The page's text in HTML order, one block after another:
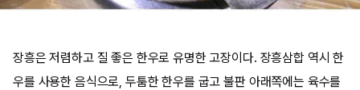
장흥은 저렴하고 질 좋은 한우로 유명한 고장이다. 장흥삼합 역시 한
우를 사용한 음식으로, 두툼한 한우를 굽고 불판 아래쪽에는 육수를